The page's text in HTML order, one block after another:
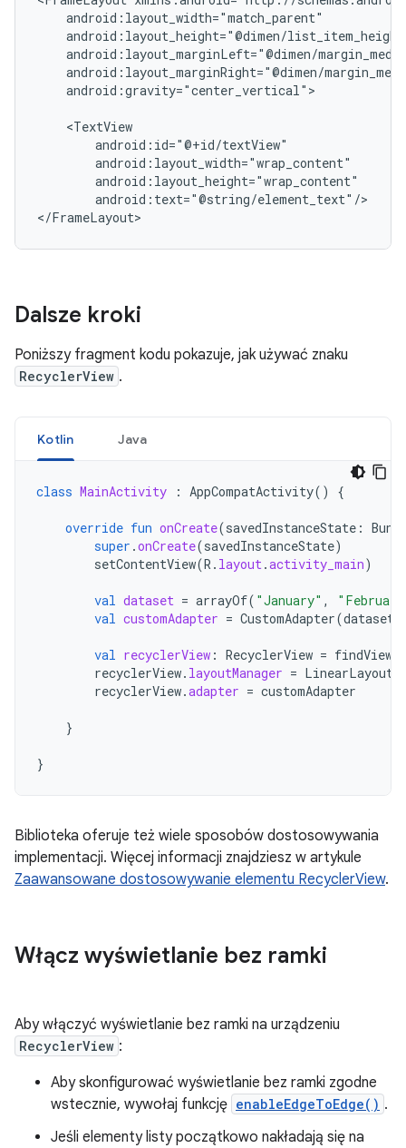
android:gravity="center_vertical">
android:text="@string/element_text"/>
Dalsze kroki
Poniższy fragment kodu pokazuje, jak używać znaku
RecyclerView .
Kotlin Java
class MainActivity : AppCompatActivity() {
override fun onCreate(savedInstanceState :
super .onCreate(savedInstanceState)
setContentView(R . layout.activity_main)
val dataset = arrayOf( "January" ,
val customAdapter = CustomAdapter(dataset
val recyclerView : RecyclerView =
recyclerView. layoutManager =
recyclerView.adapter = customAdapter
}
}
Biblioteka oferuje też wiele sposobów dostosowywania
implementacji. Więcej informacji znajdziesz w artykule
Zaawansowane dostosowywanie elementu RecyclerView.
Włącz wyświetlanie bez ramki
Aby włączyć wyświetlanie bez ramki na urządzeniu
RecyclerView :
Aby skonfigurować wyświetlanie bez ramki zgodne
wstecznie, wywołaj funkcję enableEdgeToEdge() .
Jeśli elementy listy początkowo nakładają się na